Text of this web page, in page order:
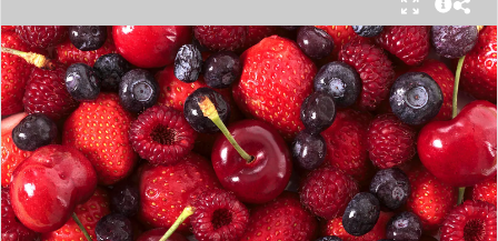
Мытьё ягод сразу после сбора может обернуться
полной потерей урожая. Как отмечает канал
«Сделай сам», на поверхности плодов есть
естественный восковой налёт, который играет
роль природного барьера. Он защищает ягоды
от пересыхания, бактерий и плесени. При
смывании этого слоя плоды быстро начинают
темнеть, покрываться налётом и терять вкус.